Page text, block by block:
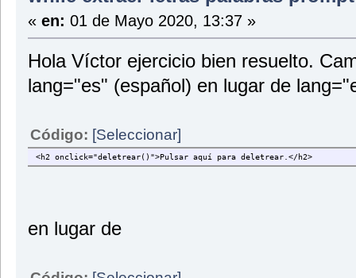
« en: 01 de Mayo 2020, 13:37 »
Hola Víctor ejercicio bien resuelto.
lang="es" (español) en lugar de
Código: [Seleccionar]
<h2 onclick="deletrear()">Pulsar aquí para deletrear.</h2>
en lugar de